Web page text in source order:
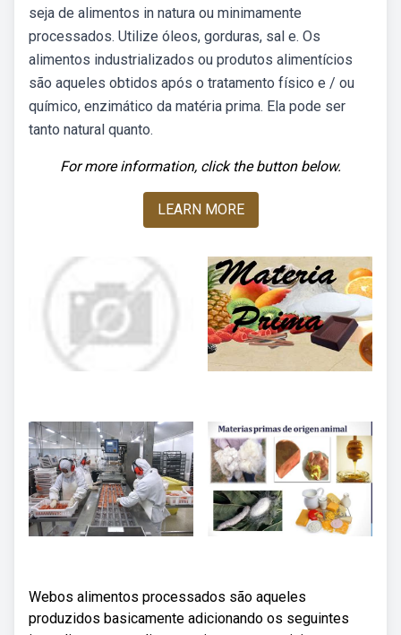
seja de alimentos in natura ou minimamente
processados. Utilize óleos, gorduras, sal e. Os
alimentos industrializados ou produtos alimentícios
são aqueles obtidos após o tratamento físico e / ou
químico, enzimático da matéria prima. Ela pode ser
tanto natural quanto.
For more information, click the button below.
LEARN MORE
Webos alimentos processados são aqueles
produzidos basicamente adicionando os seguintes